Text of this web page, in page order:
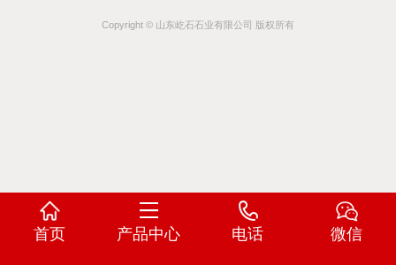
Copyright © 山东屹石石业有限公司 版权所有
首页 产品中心 电话 微信